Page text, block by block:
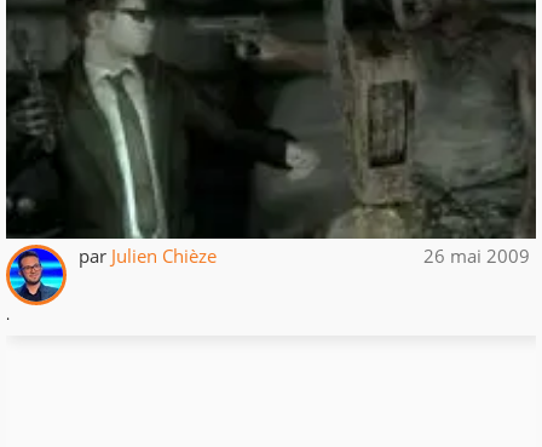
par Julien Chièze 26 mai 2009
.